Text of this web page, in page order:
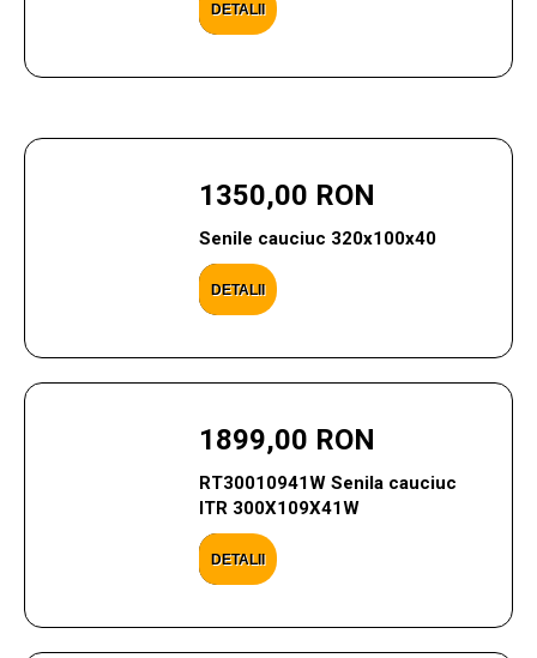
DETALII
1350,00 RON
Senile cauciuc 320x100x40
DETALII
1899,00 RON
RT30010941W Senila cauciuc
ITR 300X109X41W
DETALII